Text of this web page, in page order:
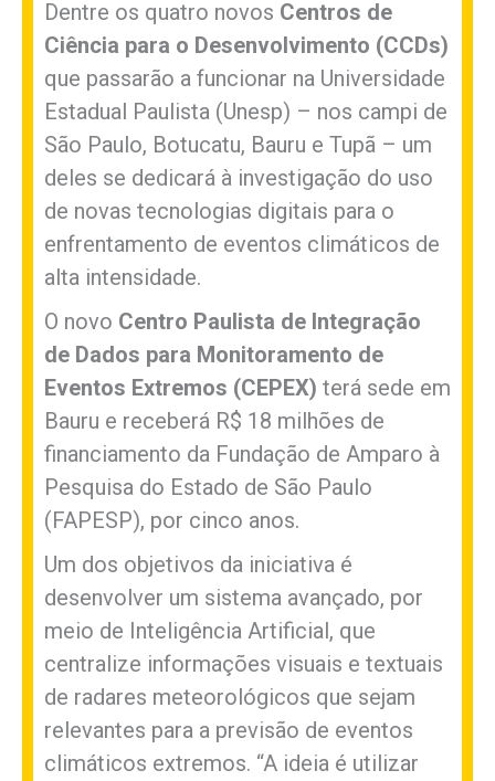
Dentre os quatro novos Centros de
Ciência para o Desenvolvimento (CCDs)
que passarão a funcionar na Universidade
Estadual Paulista (Unesp) – nos campi de
São Paulo, Botucatu, Bauru e Tupã – um
deles se dedicará à investigação do uso
de novas tecnologias digitais para o
enfrentamento de eventos climáticos de
alta intensidade.
O novo Centro Paulista de Integração
de Dados para Monitoramento de
Eventos Extremos (CEPEX) terá sede em
Bauru e receberá R$ 18 milhões de
financiamento da Fundação de Amparo à
Pesquisa do Estado de São Paulo
(FAPESP), por cinco anos.
Um dos objetivos da iniciativa é
desenvolver um sistema avançado, por
meio de Inteligência Artificial, que
centralize informações visuais e textuais
de radares meteorológicos que sejam
relevantes para a previsão de eventos
climáticos extremos. “A ideia é utilizar